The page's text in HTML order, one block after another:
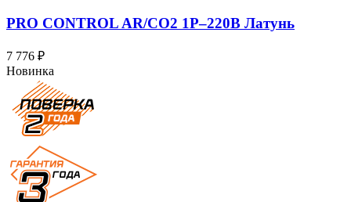
PRO CONTROL AR/CO2 1Р–220В Латунь
7 776 ₽
Новинка